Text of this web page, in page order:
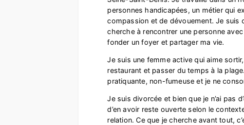
personnes handicapées, un métier qui
compassion et de dévouement. Je suis
cherche à rencontrer une personne
fonder un foyer et partager ma vie.
Je suis une femme active qui aime
restaurant et passer du temps à la
pratiquante, non-fumeuse et je ne
Je suis divorcée et bien que je n’ai pas
d’en avoir reste ouverte selon le
relation. Ce que je cherche avant tout,